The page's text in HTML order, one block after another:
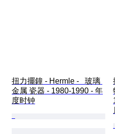
扭力擺鐘 - Hermle -   玻璃
金属 瓷器 - 1980-1990 - 年
度时钟